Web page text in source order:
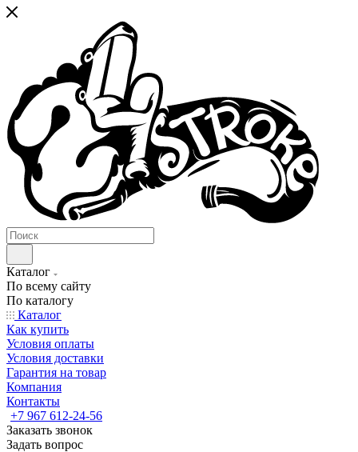
Каталог
По всему сайту
По каталогу
Каталог
Как купить
Условия оплаты
Условия доставки
Гарантия на товар
Компания
Контакты
+7 967 612-24-56
Заказать звонок
Задать вопрос